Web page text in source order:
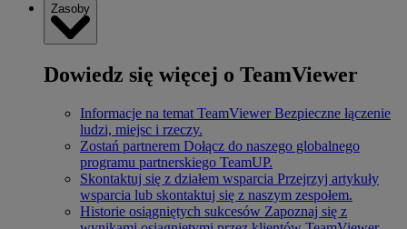
Zasoby
Dowiedz się więcej o TeamViewer
Informacje na temat TeamViewer Bezpieczne łączenie
ludzi, miejsc i rzeczy.
Zostań partnerem Dołącz do naszego globalnego
programu partnerskiego TeamUP.
Skontaktuj się z działem wsparcia Przejrzyj artykuły
wsparcia lub skontaktuj się z naszym zespołem.
Historie osiągniętych sukcesów Zapoznaj się z